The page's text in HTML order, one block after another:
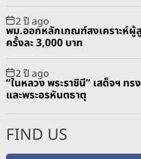
2 ปี ago
พม.ออกหลักเกณฑ์สงเคราะห์ผู้สู
ครั้งละ 3,000 บาท
2 ปี ago
“ในหลวง พระราชินี” เสด็จฯ ท
และพระอรหันตธาตุ
FIND US